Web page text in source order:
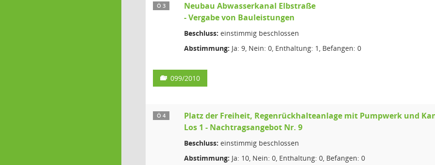
Ö 3
Neubau Abwasserkanal Elbstraße
- Vergabe von Bauleistungen
Beschluss: einstimmig beschlossen
Abstimmung: Ja: 9, Nein: 0, Enthaltung: 1, Befangen: 0
099/2010
Ö 4
Platz der Freiheit, Regenrückhalteanlage mit Pumpwerk und
Los 1 - Nachtragsangebot Nr. 9
Beschluss: einstimmig beschlossen
Abstimmung: Ja: 10, Nein: 0, Enthaltung: 0, Befangen: 0